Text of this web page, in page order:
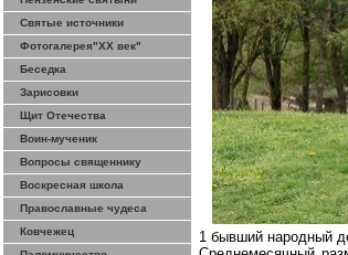
Святые источники
Фотогалерея"ХХ век"
Беседка
Зарисовки
Щит Отечества
Воин-мученик
Вопросы священнику
Воскресная школа
Православные чудеса
Ковчежец
1 бывший народный